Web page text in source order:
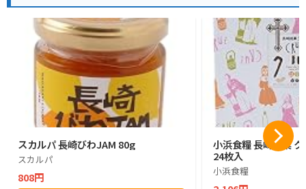
スカルパ 長崎びわJAM 80g
スカルパ
808円
小浜食糧 長崎銘菓
24枚入
小浜食糧